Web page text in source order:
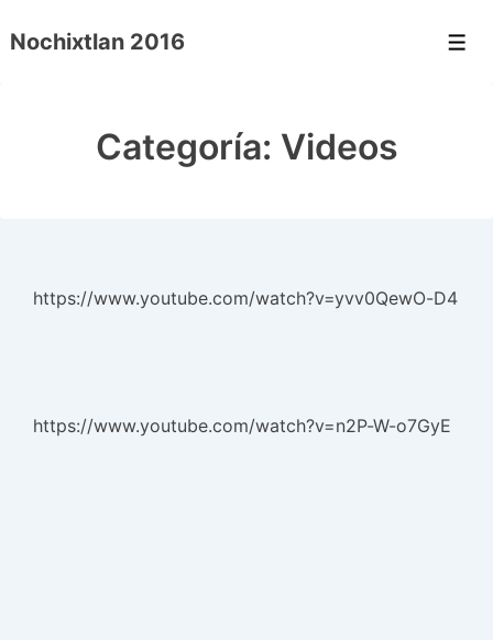
Saltar
Nochixtlan 2016
Categoría: Videos
https://www.youtube.com/watch?v=yvv0QewO-D4
https://www.youtube.com/watch?v=n2P-W-o7GyE